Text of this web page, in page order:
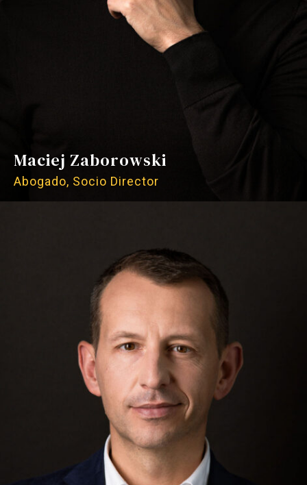
representación y asesoramiento sobre
preparación del caso (pruebas, testigos,
contrainterrogatorio, impugnación de la
acusación);
negociación cuando sea legalmente
control del cumplimiento de las garantías
procesales y de derechos humanos.
Maciej Zaborowski
Abogado, Socio Director